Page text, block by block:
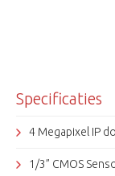
om beelden op te
Specificaties
4 Megapixel IP
1/3” CMOS